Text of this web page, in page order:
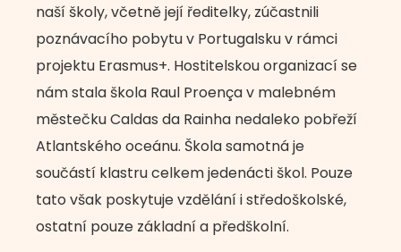
naší školy, včetně její ředitelky, zúčastnili
poznávacího pobytu v Portugalsku v rámci
projektu Erasmus+. Hostitelskou organizací se
nám stala škola Raul Proença v malebném
městečku Caldas da Rainha nedaleko pobřeží
Atlantského oceánu. Škola samotná je
součástí klastru celkem jedenácti škol. Pouze
tato však poskytuje vzdělání i středoškolské,
ostatní pouze základní a předškolní.